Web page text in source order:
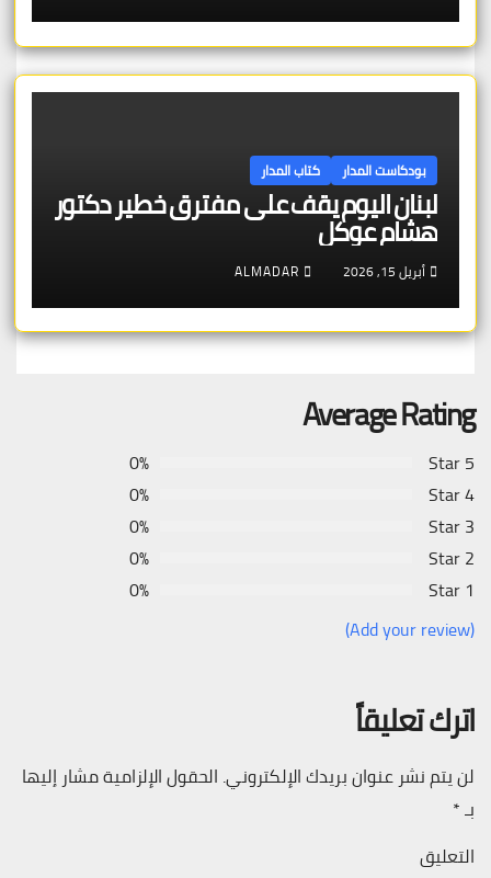
بودكاست المدار كتاب المدار
لبنان اليوم يقف على مفترق خطير دكتور
هشام عوكل
أبريل 15, 2026 ALMADAR
Average Rating
5 Star
0%
4 Star
0%
3 Star
0%
2 Star
0%
1 Star
0%
(Add your review)
اترك تعليقاً
لن يتم نشر عنوان بريدك الإلكتروني. الحقول الإلزامية مشار إليها
بـ*
التعليق